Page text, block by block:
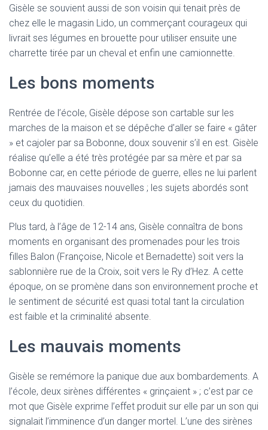
Gisèle se souvient aussi de son voisin qui tenait près de
chez elle le magasin Lido, un commerçant courageux qui
livrait ses légumes en brouette pour utiliser ensuite une
charrette tirée par un cheval et enfin une camionnette.
Les bons moments
Rentrée de l’école, Gisèle dépose son cartable sur les
marches de la maison et se dépêche d’aller se faire « gâter
» et cajoler par sa Bobonne, doux souvenir s’il en est. Gisèle
réalise qu’elle a été très protégée par sa mère et par sa
Bobonne car, en cette période de guerre, elles ne lui parlent
jamais des mauvaises nouvelles ; les sujets abordés sont
ceux du quotidien.
Plus tard, à l’âge de 12-14 ans, Gisèle connaîtra de bons
moments en organisant des promenades pour les trois
filles Balon (Françoise, Nicole et Bernadette) soit vers la
sablonnière rue de la Croix, soit vers le Ry d’Hez. A cette
époque, on se promène dans son environnement proche et
le sentiment de sécurité est quasi total tant la circulation
est faible et la criminalité absente.
Les mauvais moments
Gisèle se remémore la panique due aux bombardements. A
l’école, deux sirènes différentes « grinçaient » ; c’est par ce
mot que Gisèle exprime l’effet produit sur elle par un son qui
signalait l’imminence d’un danger mortel. L’une des sirènes